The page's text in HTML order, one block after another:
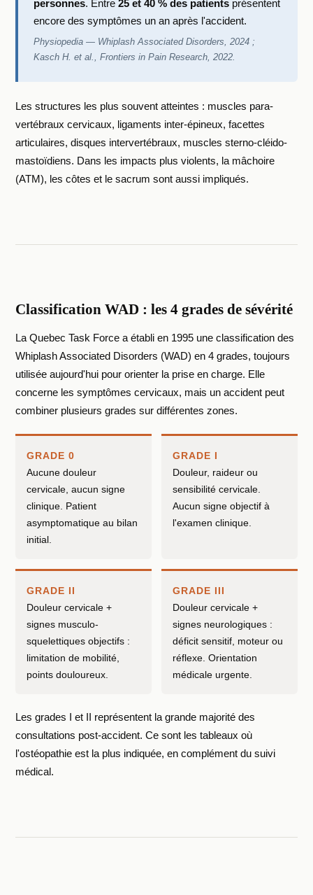
personnes. Entre25 et 40 % des patients présentent
encore des symptômes un an après l'accident.
Physiopedia — Whiplash Associated Disorders, 2024 ;
Kasch H. et al., Frontiers in Pain Research, 2022.
Les structures les plus souvent atteintes : muscles para-
vertébraux cervicaux, ligaments inter-épineux, facettes
articulaires, disques intervertébraux, muscles sterno-cléido-
mastoïdiens. Dans les impacts plus violents, la mâchoire
(ATM), les côtes et le sacrum sont aussi impliqués.
Classification WAD : les 4 grades de sévérité
La Quebec Task Force a établi en 1995 une classification des
Whiplash Associated Disorders (WAD) en 4 grades, toujours
utilisée aujourd'hui pour orienter la prise en charge. Elle
concerne les symptômes cervicaux, mais un accident peut
combiner plusieurs grades sur différentes zones.
GRADE 0
Aucune douleur
cervicale, aucun signe
clinique. Patient
asymptomatique au bilan
initial.
GRADE I
Douleur, raideur ou
sensibilité cervicale.
Aucun signe objectif à
l'examen clinique.
GRADE II
Douleur cervicale +
signes musculo-
squelettiques objectifs :
limitation de mobilité,
points douloureux.
GRADE III
Douleur cervicale +
signes neurologiques :
déficit sensitif, moteur ou
réflexe. Orientation
médicale urgente.
Les grades I et II représentent la grande majorité des
consultations post-accident. Ce sont les tableaux où
l'ostéopathie est la plus indiquée, en complément du suivi
médical.